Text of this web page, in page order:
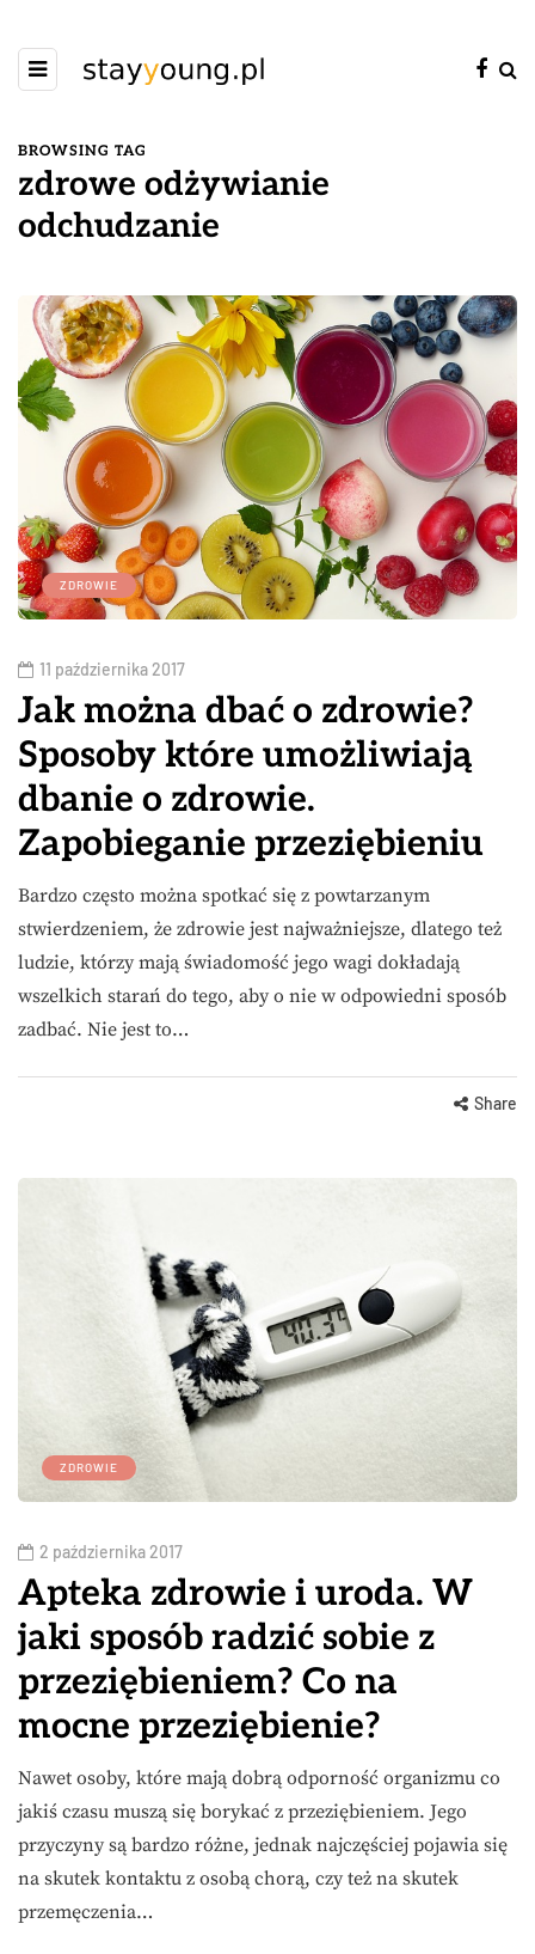
BROWSING TAG
zdrowe odżywianie
odchudzanie
ZDROWIE
11 października 2017
Jak można dbać o zdrowie?
Sposoby które umożliwiają
dbanie o zdrowie.
Zapobieganie przeziębieniu
Bardzo często można spotkać się z powtarzanym
stwierdzeniem, że zdrowie jest najważniejsze, dlatego też
ludzie, którzy mają świadomość jego wagi dokładają
wszelkich starań do tego, aby o nie w odpowiedni sposób
zadbać. Nie jest to…
Share
ZDROWIE
2 października 2017
Apteka zdrowie i uroda. W
jaki sposób radzić sobie z
przeziębieniem? Co na
mocne przeziębienie?
Nawet osoby, które mają dobrą odporność organizmu co
jakiś czasu muszą się borykać z przeziębieniem. Jego
przyczyny są bardzo różne, jednak najczęściej pojawia się
na skutek kontaktu z osobą chorą, czy też na skutek
przemęczenia…